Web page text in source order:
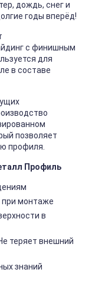
дождь, снег и
годы вперёд!
с финишным
для
в составе
позволяет
профиля.
Профиль
при монтаже
в
теряет внешний
знаний